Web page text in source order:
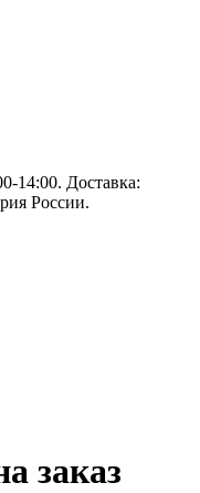
14:00. Доставка:
России.
заказ